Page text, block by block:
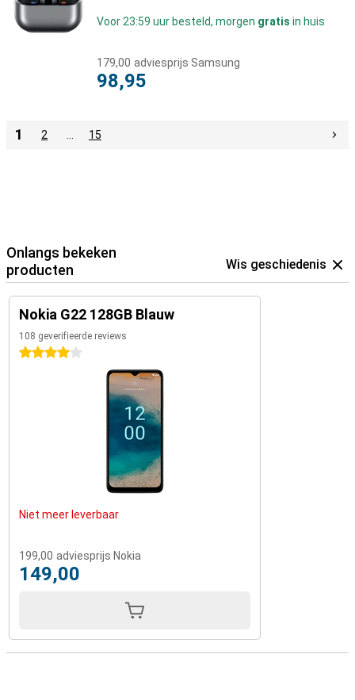
Voor 23:59 uur besteld, morgen gratis in huis
179,00 adviesprijs Samsung
98,95
1 2 15
Onlangs bekeken
producten
Wis geschiedenis
Nokia G22 128GB Blauw
108 geverifieerde reviews
4 sterren
Niet meer leverbaar
199,00 adviesprijs Nokia
149,00